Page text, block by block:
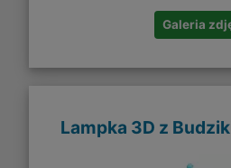
Galeria
Lampka 3D z